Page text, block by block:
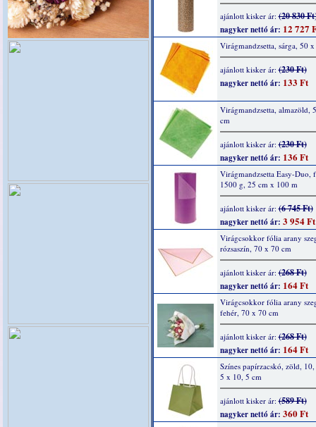
ajánlott kisker ár:(20 830
nagyker nettó ár: 12 727
Virágmandzsetta, sárga, 50
ajánlott kisker ár:(230 Ft)
nagyker nettó ár: 133 Ft
Virágmandzsetta, almazöld,
cm
ajánlott kisker ár:(230 Ft)
nagyker nettó ár: 136 Ft
Virágmandzsetta Easy-Duo,
1500 g, 25 cm x 100 m
ajánlott kisker ár:(6 745 Ft)
nagyker nettó ár: 3 954 Ft
Virágcsokkor fólia arany
rózsaszín, 70 x 70 cm
ajánlott kisker ár:(268 Ft)
nagyker nettó ár: 164 Ft
Virágcsokkor fólia arany
fehér, 70 x 70 cm
ajánlott kisker ár:(268 Ft)
nagyker nettó ár: 164 Ft
Színes papírzacskó, zöld,
5 x 10, 5 cm
ajánlott kisker ár:(589 Ft)
nagyker nettó ár: 360 Ft